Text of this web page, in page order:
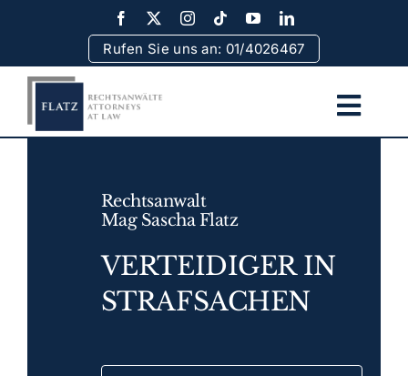
content
Rufen Sie uns an: 01/4026467
Rechtsgebiete
Rechtsanwalt
Mag Sascha Flatz
VERTEIDIGER IN
STRAFSACHEN